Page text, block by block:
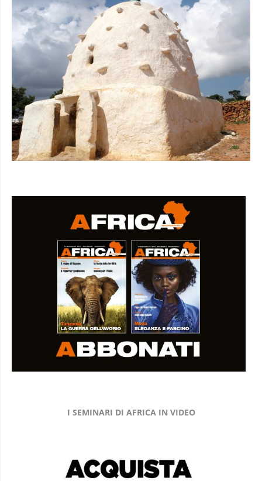
I SEMINARI DI AFRICA IN VIDEO